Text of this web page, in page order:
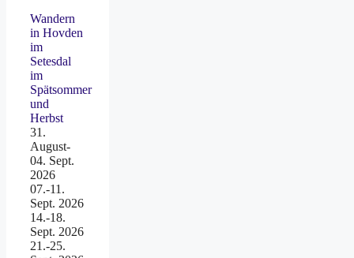
Wandern
in Hovden
im
Setesdal
im
Spätsommer
und
Herbst
31.
August-
04. Sept.
2026
07.-11.
Sept. 2026
14.-18.
Sept. 2026
21.-25.